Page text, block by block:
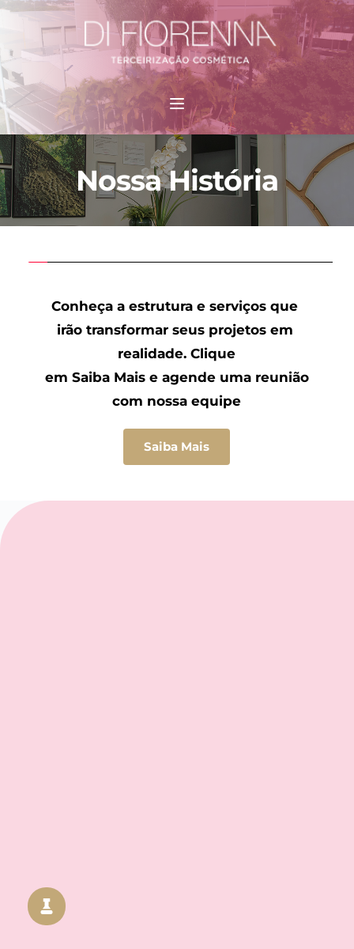
Pular
conteúdo
Nossa História
Conheça a estrutura e serviços que
irão transformar seus projetos em
realidade. Clique
em Saiba Mais e agende uma reunião
com nossa equipe
Saiba Mais